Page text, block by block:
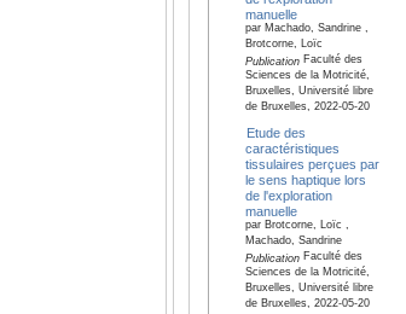
manuelle
par Machado, Sandrine ,
Brotcorne, Loïc
PublicationFaculté des
Sciences de la Motricité,
Bruxelles, Université libre
de Bruxelles, 2022-05-20
Etude des
caractéristiques
tissulaires perçues par
le sens haptique lors
de l'exploration
manuelle
par Brotcorne, Loïc ,
Machado, Sandrine
PublicationFaculté des
Sciences de la Motricité,
Bruxelles, Université libre
de Bruxelles, 2022-05-20